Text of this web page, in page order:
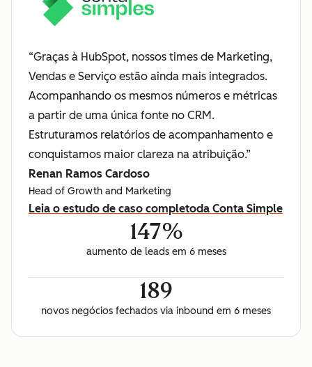
“Graças à HubSpot, nossos times de Marketing,
Vendas e Serviço estão ainda mais integrados.
Acompanhando os mesmos números e métricas
a partir de uma única fonte no CRM.
Estruturamos relatórios de acompanhamento e
conquistamos maior clareza na atribuição.”
Renan Ramos Cardoso
Head of Growth and Marketing
Leia o estudo de caso completoda Conta Simple
147%
aumento de leads em 6 meses
189
novos negócios fechados via inbound em 6 meses